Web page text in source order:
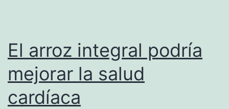
El arroz integral podría
mejorar la salud
cardíaca